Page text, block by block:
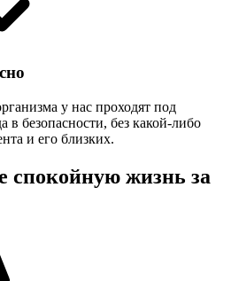
у нас проходят под
в безопасности, без какой-либо
и его близких.
спокойную жизнь за